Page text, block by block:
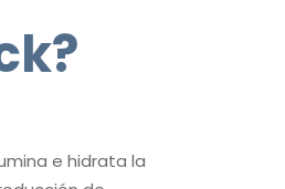
e hidrata la